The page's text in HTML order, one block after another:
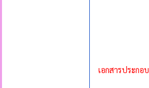
เอกสารประกอบ